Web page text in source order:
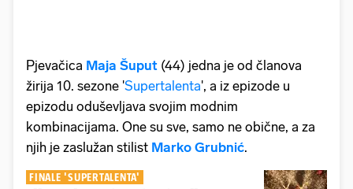
Pjevačica Maja Šuput (44) jedna je od članova
žirija 10. sezone 'Supertalenta', a iz epizode u
epizodu oduševljava svojim modnim
kombinacijama. One su sve, samo ne obične, a za
njih je zaslužan stilist Marko Grubnić.
FINALE 'SUPERTALENTA'